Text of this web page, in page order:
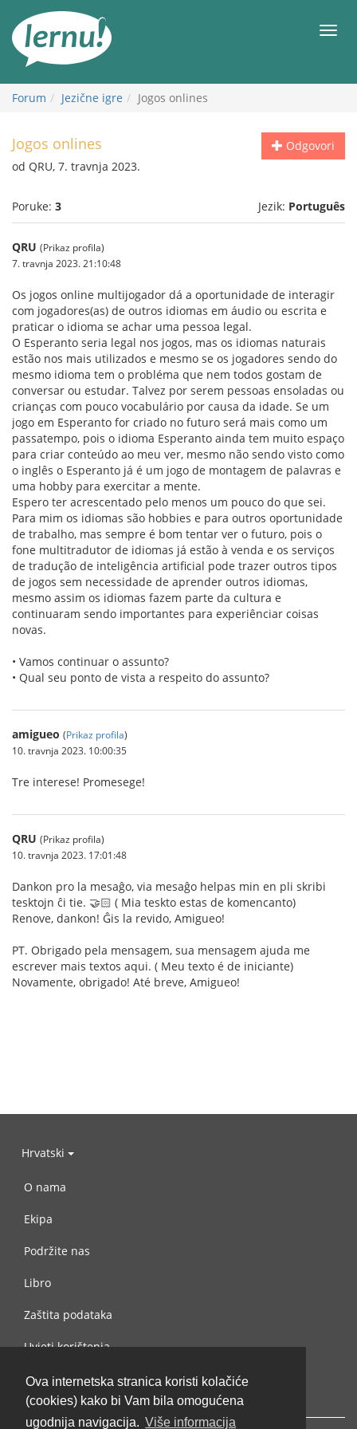
Ova internetska stranica koristi kolačiće
(cookies) kako bi Vam bila omogućena
ugodnija navigacija. Više informacija
Meni
Forum Jezične igre Jogos onlines
Odgovori
Jogos onlines
od QRU, 7. travnja 2023.
Poruke: 3 Jezik: Português
QRU (Prikaz profila)
7. travnja 2023. 21:10:48
Os jogos online multijogador dá a oportunidade de interagir
com jogadores(as) de outros idiomas em áudio ou escrita e
praticar o idioma se achar uma pessoa legal.
O Esperanto seria legal nos jogos, mas os idiomas naturais
estão nos mais utilizados e mesmo se os jogadores sendo do
mesmo idioma tem o probléma que nem todos gostam de
conversar ou estudar. Talvez por serem pessoas ensoladas ou
crianças com pouco vocabulário por causa da idade. Se um
jogo em Esperanto for criado no futuro será mais como um
passatempo, pois o idioma Esperanto ainda tem muito espaço
para criar conteúdo ao meu ver, mesmo não sendo visto como
o inglês o Esperanto já é um jogo de montagem de palavras e
uma hobby para exercitar a mente.
Espero ter acrescentado pelo menos um pouco do que sei.
Para mim os idiomas são hobbies e para outros oportunidade
de trabalho, mas sempre é bom tentar ver o futuro, pois o
fone multitradutor de idiomas já estão à venda e os serviços
de tradução de inteligência artificial pode trazer outros tipos
de jogos sem necessidade de aprender outros idiomas,
mesmo assim os idiomas fazem parte da cultura e
continuaram sendo importantes para experiênciar coisas
novas.
• Vamos continuar o assunto?
• Qual seu ponto de vista a respeito do assunto?
amigueo (Prikaz profila)
10. travnja 2023. 10:00:35
Tre interese! Promesege!
QRU (Prikaz profila)
10. travnja 2023. 17:01:48
Dankon pro la mesaĝo, via mesaĝo helpas min en pli skribi
tesktojn ĉi tie. 🤝🏻 ( Mia teskto estas de komencanto)
Renove, dankon! Ĝis la revido, Amigueo!
PT. Obrigado pela mensagem, sua mensagem ajuda me
escrever mais textos aqui. ( Meu texto é de iniciante)
Novamente, obrigado! Até breve, Amigueo!
Hrvatski
O nama
Ekipa
Podržite nas
Libro
Zaštita podataka
Uvjeti korištenja
Kontaktiraj nas